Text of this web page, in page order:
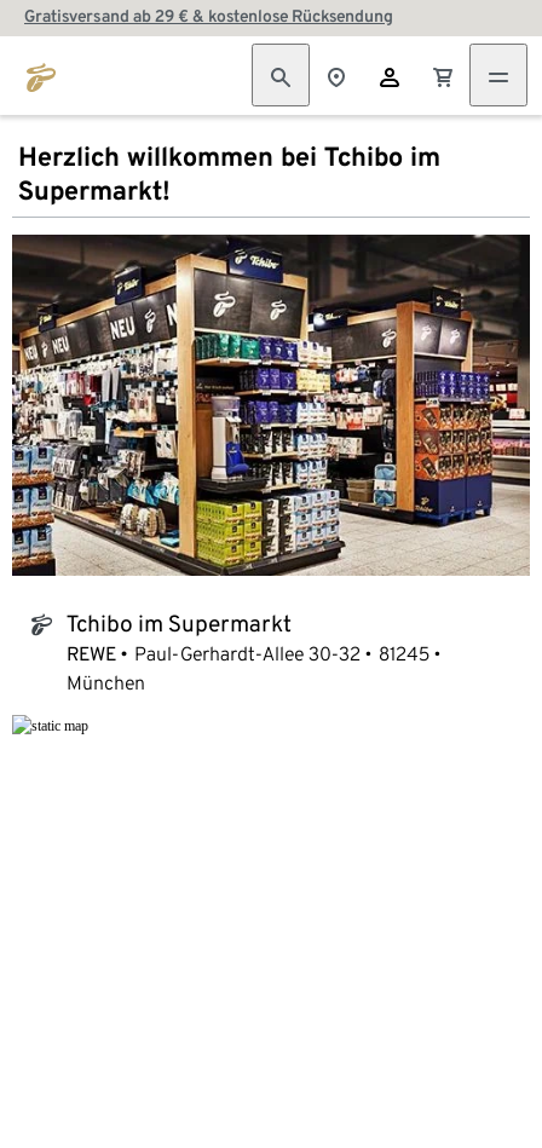
Gratisversand ab 29 € & kostenlose Rücksendung
Herzlich willkommen bei Tchibo im
Supermarkt!
tchibo_logo Tchibo im Supermarkt
REWE Paul-Gerhardt-Allee 30-32
81245
München